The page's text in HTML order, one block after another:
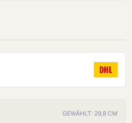
DHL
GEWÄHLT: 29,8 CM